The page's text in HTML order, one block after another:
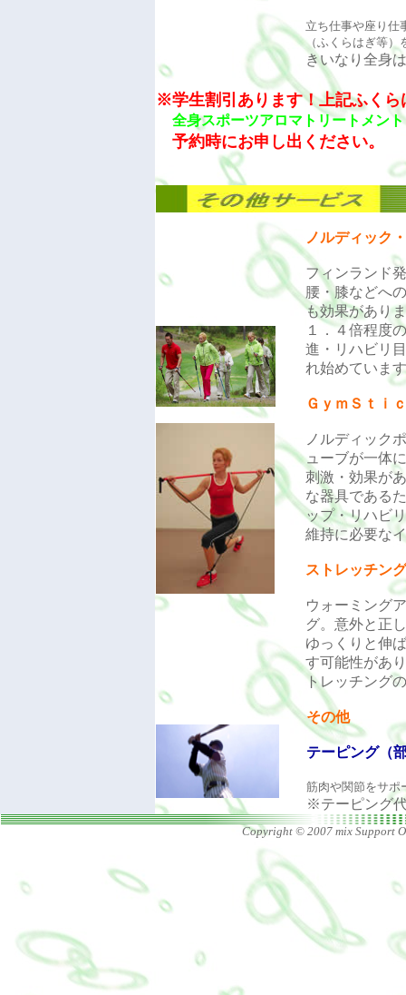
立ち仕事や座り仕
（ふくらはぎ等）
きいなり全身
※学生割引あります！上記ふく
全身スポーツアロマトリートメン
予約時にお申し出ください。
ノルディック
フィンランド
腰・膝などへ
も効果があり
１．４倍程度
進・リハビリ
れ始めていま
ＧｙｍＳｔｉ
ノルディック
ューブが一体
刺激・効果が
な器具である
ップ・リハビ
維持に必要な
ストレッチン
ウォーミング
グ。意外と正
ゆっくりと伸
す可能性があ
トレッチング
その他
テーピング（
筋肉や関節をサポ
※テーピング
Copyright © 2007 mix Support